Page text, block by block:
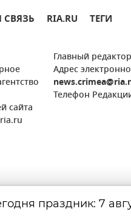
СВЯЗЬ RIA.RU ТЕГИ
сайта
Главный
Адрес
Телефон
праздник: 7